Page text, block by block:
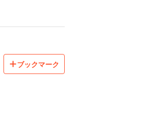
ブックマーク